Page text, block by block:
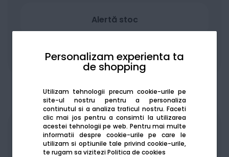
Personalizam experienta ta
de shopping
Utilizam tehnologii precum cookie-urile pe
site-ul nostru pentru a personaliza
continutul si a analiza traficul nostru. Faceti
clic mai jos pentru a consimti la utilizarea
acestei tehnologii pe web. Pentru mai multe
informatii despre cookie-urile pe care le
utilizam si optiunile tale privind cookie-urile,
te rugam sa viziteziPolitica de cookies
Alertă stoc
Adaugă la favorite Compară
Produsele sunt disponibile pe platforma de
achizitii publiceSEAP/SICAP